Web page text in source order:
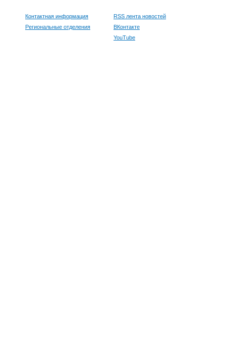
Контактная информация
Региональные отделения
RSS лента новостей
ВКонтакте
YouTube